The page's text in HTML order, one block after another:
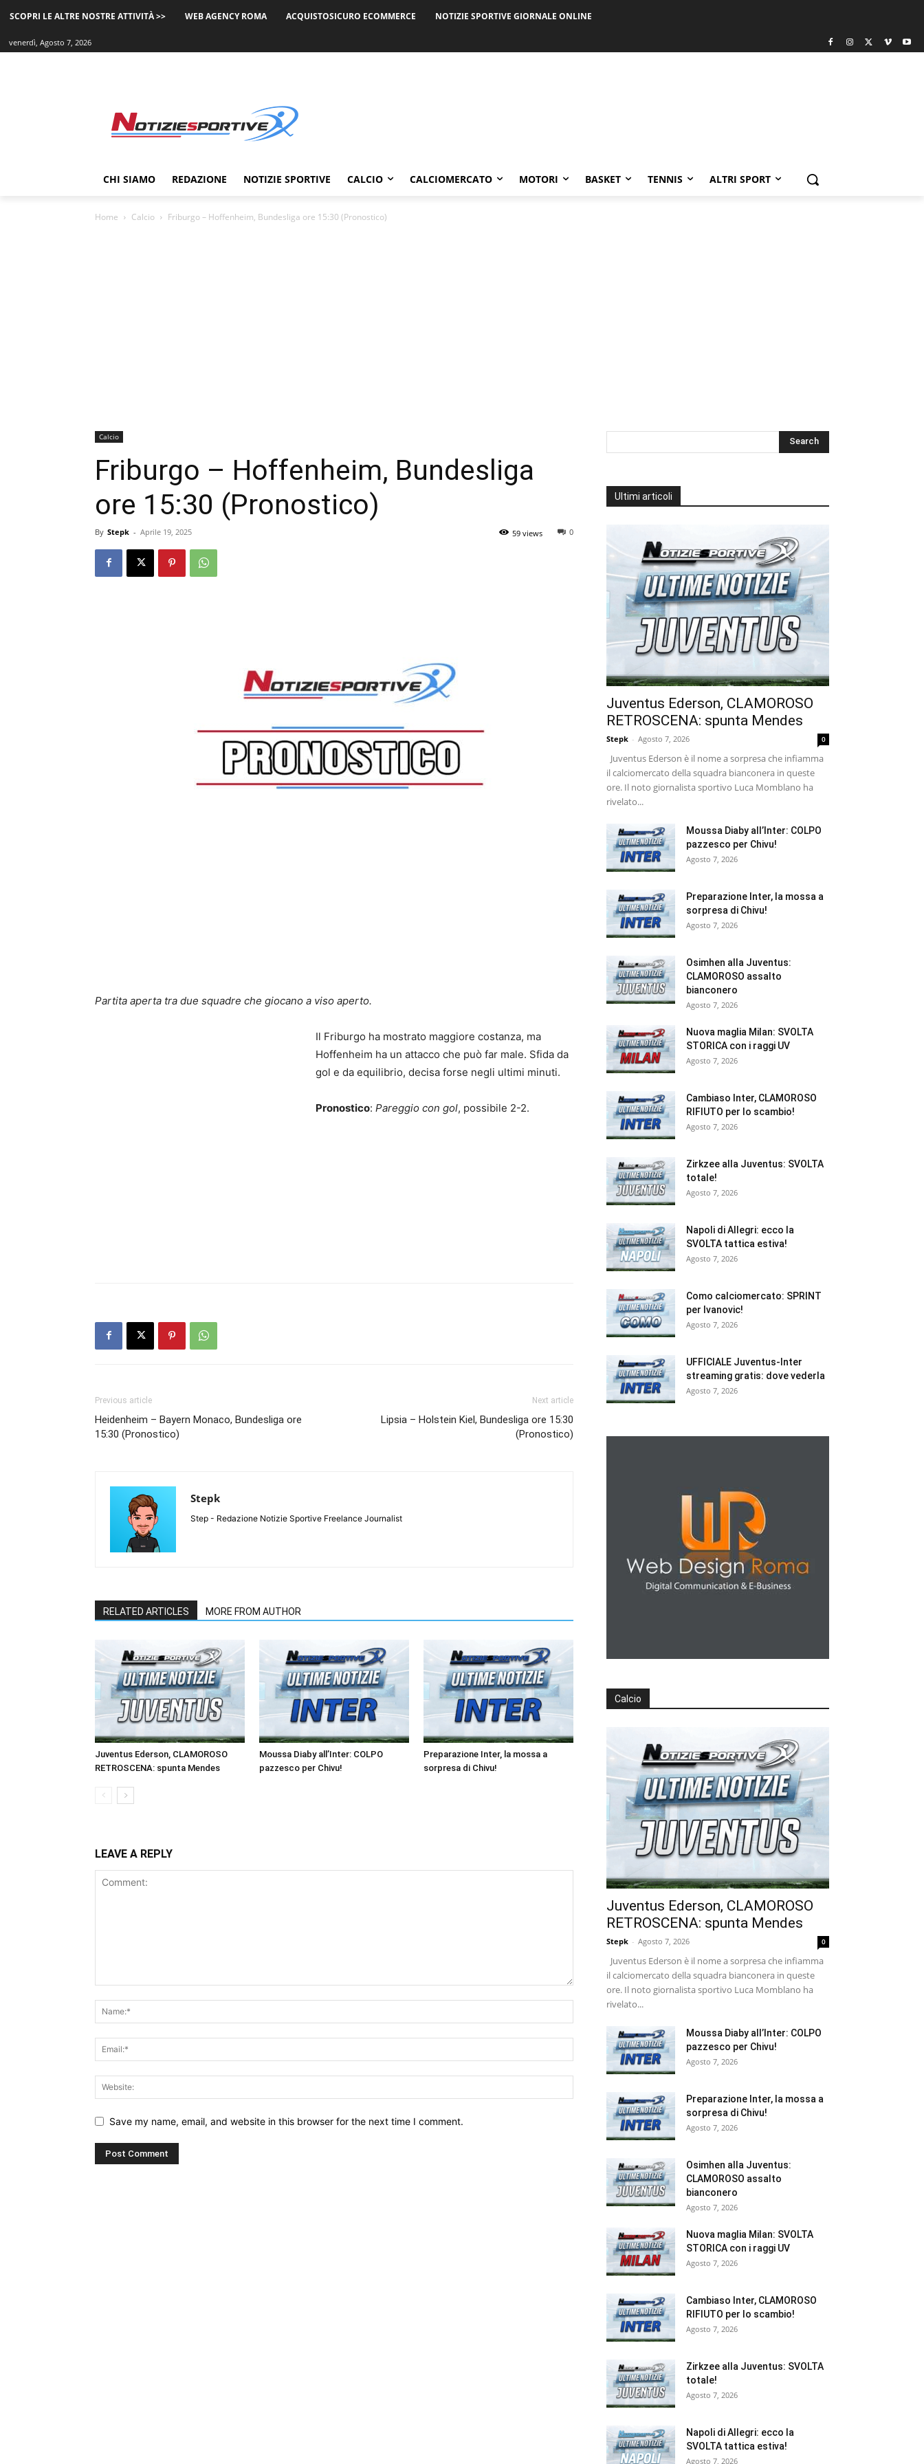
SCOPRI LE ALTRE NOSTRE ATTIVITÀ >> WEB AGENCY ROMA ACQUISTOSICURO ECOMMERCE NOTIZIE SPORTIVE GIORNALE ONLINE
venerdì, Agosto 7, 2026
CHI SIAMO REDAZIONE NOTIZIE SPORTIVE CALCIO CALCIOMERCATO MOTORI BASKET TENNIS ALTRI SPORT
Home Calcio Friburgo – Hoffenheim, Bundesliga ore 15:30 (Pronostico)
Calcio
Friburgo – Hoffenheim, Bundesliga
ore 15:30 (Pronostico)
By Stepk - Aprile 19, 2025 0
59 views
Partita aperta tra due squadre che giocano a viso aperto.
Il Friburgo ha mostrato maggiore costanza, ma
Hoffenheim ha un attacco che può far male. Sfida da
gol e da equilibrio, decisa forse negli ultimi minuti.
Pronostico: Pareggio con gol, possibile 2-2.
Previous article
Heidenheim – Bayern Monaco, Bundesliga ore
15:30 (Pronostico)
Next article
Lipsia – Holstein Kiel, Bundesliga ore 15:30
(Pronostico)
Stepk
Step - Redazione Notizie Sportive Freelance Journalist
RELATED ARTICLES MORE FROM AUTHOR
Juventus Ederson, CLAMOROSO
RETROSCENA: spunta Mendes
Moussa Diaby all’Inter: COLPO
pazzesco per Chivu!
Preparazione Inter, la mossa a
sorpresa di Chivu!
LEAVE A REPLY
Save my name, email, and website in this browser for the next time I comment.
Ultimi articoli
Juventus Ederson, CLAMOROSO
RETROSCENA: spunta Mendes
Stepk - Agosto 7, 2026 0
Juventus Ederson è il nome a sorpresa che infiamma
il calciomercato della squadra bianconera in queste
ore. Il noto giornalista sportivo Luca Momblano ha
rivelato...
Moussa Diaby all’Inter: COLPO
pazzesco per Chivu!
Agosto 7, 2026
Preparazione Inter, la mossa a
sorpresa di Chivu!
Agosto 7, 2026
Osimhen alla Juventus:
CLAMOROSO assalto
bianconero
Agosto 7, 2026
Nuova maglia Milan: SVOLTA
STORICA con i raggi UV
Agosto 7, 2026
Cambiaso Inter, CLAMOROSO
RIFIUTO per lo scambio!
Agosto 7, 2026
Zirkzee alla Juventus: SVOLTA
totale!
Agosto 7, 2026
Napoli di Allegri: ecco la
SVOLTA tattica estiva!
Agosto 7, 2026
Como calciomercato: SPRINT
per Ivanovic!
Agosto 7, 2026
UFFICIALE Juventus-Inter
streaming gratis: dove vederla
Agosto 7, 2026
Calcio
Juventus Ederson, CLAMOROSO
RETROSCENA: spunta Mendes
Stepk - Agosto 7, 2026 0
Juventus Ederson è il nome a sorpresa che infiamma
il calciomercato della squadra bianconera in queste
ore. Il noto giornalista sportivo Luca Momblano ha
rivelato...
Moussa Diaby all’Inter: COLPO
pazzesco per Chivu!
Agosto 7, 2026
Preparazione Inter, la mossa a
sorpresa di Chivu!
Agosto 7, 2026
Osimhen alla Juventus:
CLAMOROSO assalto
bianconero
Agosto 7, 2026
Nuova maglia Milan: SVOLTA
STORICA con i raggi UV
Agosto 7, 2026
Cambiaso Inter, CLAMOROSO
RIFIUTO per lo scambio!
Agosto 7, 2026
Zirkzee alla Juventus: SVOLTA
totale!
Agosto 7, 2026
Napoli di Allegri: ecco la
SVOLTA tattica estiva!
Agosto 7, 2026